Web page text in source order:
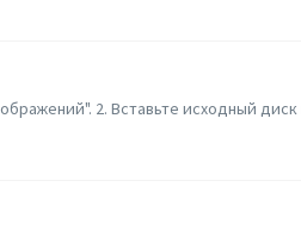
2. Вставьте исходный